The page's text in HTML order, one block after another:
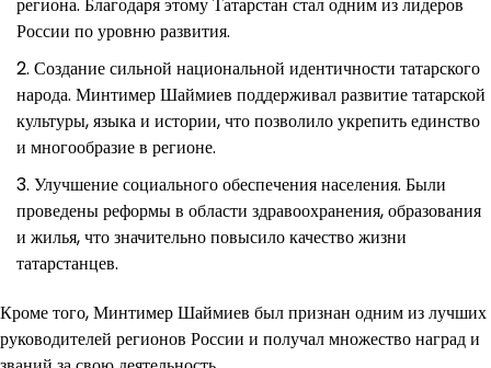
России по уровню развития.
Создание сильной национальной идентичности татарского
народа. Минтимер Шаймиев поддерживал развитие татарской
культуры, языка и истории, что позволило укрепить единство
и многообразие в регионе.
Улучшение социального обеспечения населения. Были
проведены реформы в области здравоохранения, образования
и жилья, что значительно повысило качество жизни
татарстанцев.
Кроме того, Минтимер Шаймиев был признан одним из лучших
руководителей регионов России и получал множество наград и